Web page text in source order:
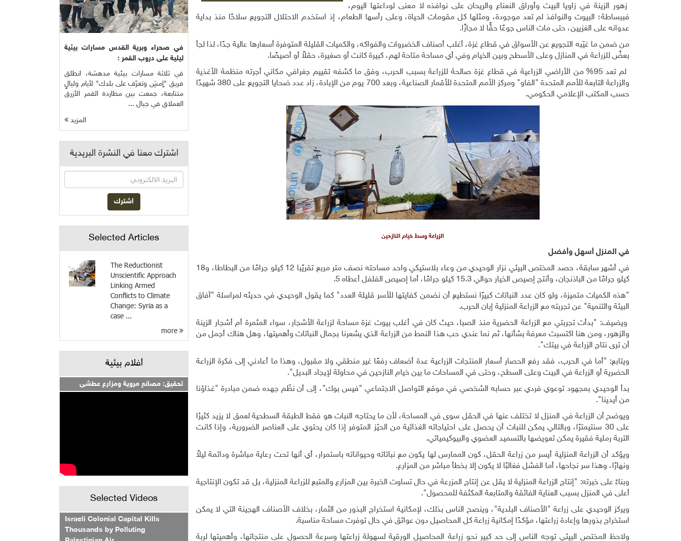
زهور الزينة في زاويا البيت وأوراق النعناع والريحان على نوافذه لا معنى لوداعتها اليوم،
فببساطة؛ البيوت والنوافذ لم تعد موجودة، ومثلها كل مقومات الحياة، وعلى رأسها الطعام، إذ استخدم الاحتلال التجويع سلاحًا منذ بداية
عدوانه على الغزيين، حتى مات الناس جوعًا حقًّا لا مجازًا.
من ضمن ما غيّبه التجويع عن الأسواق في قطاع غزة، أغلب أصناف الخضروات والفواكه، والكميات القليلة المتوفرة أسعارها عالية جدًا، لذا لجأ
بعضٌ للزراعة في المنازل وعلى الأسطح وبين الخيام وفي أي مساحة متاحة لهم، كبيرة كانت أو صغيرة، حقلاً أو أصيصًا.
لم تعد 95% من الأراضي الزراعية في قطاع غزة صالحة للزراعة بسبب الحرب، وفق ما كشفه تقييم جغرافي مكاني أجرته منظمة الأغذية
والزراعة التابعة للأمم المتحدة "الفاو" ومركز الأمم المتحدة للأقمار الصناعية، وبعد 700 يوم من الإبادة، زاد عدد ضحايا التجويع على 380 شهيدًا
حسب المكتب الإعلامي الحكومي.
الزراعة وسط خيام النازحين
في المنزل أسهل وأفضل
في أشهر سابقة، حصد المختص البيئي نزار الوحيدي من وعاء بلاستيكي واحد مساحته نصف متر مربع تقريًبا 12 كيلو جرامًا من البطاطا، و18
كيلو جرامًا من الباذنجان، وأنتج إصيص الخيار حوالي 15.3 كيلو جرامًا، أما إصيص الفلفل أعطاه 5.
"هذه الكميات متميزة، ولو كان عدد النباتات كبيرًا نستطيع أن نضمن كفايتها للأسر قليلة العدد" كما يقول الوحيدي في حديثه لمراسلة "آفاق
البيئة والتنمية" عن تجربته مع الزراعة المنزلية إبان الحرب.
ويضيف: "بدأت تجربتي مع الزراعة الحضرية منذ الصبا، حيث كان في أغلب بيوت غزة مساحة لزراعة الأشجار، سواء المثمرة أم أشجار الزينة
والزهور، ومن هنا اكتسبت معرفة بشأنها، ثم نما عندي حب هذا النمط من الزراعة الذي يشعرنا بجمال النباتات وأهميتها، وهل هناك أجمل من
أن ترى نتاج الزراعة في بيتك".
ويتابع: "أما في الحرب، فقد رفع الحصار أسعار المنتجات الزراعية عدة أضعاف رفعًا غير منطقي ولا مقبول، وهذا ما أعادني إلى فكرة الزراعة
الحضرية أو الزراعة في البيت وعلى السطح، وحتى في المساحات ما بين خيام النازحين في محاولة لإيجاد البديل".
بدأ الوحيدي بمجهود توعوي فردي عبر حسابه الشخصي في موقع التواصل الاجتماعي "فيس بوك"، إلى أن نظّم جهده ضمن مبادرة "غذاؤنا
من أيدينا".
ويوضح أن الزراعة في المنزل لا تختلف عنها في الحقل سوى في المساحة، لأن ما يحتاجه النبات هو فقط الطبقة السطحية لعمق لا يزيد كثيرُا
على 30 سنتيمترًا، وبالتالي يمكن للنبات أن يحصل على احتياجاته الغذائية من الحيّز المتوفر إذا كان يحتوي على العناصر الضرورية، وإذا كانت
التربة رملية فقيرة يمكن تعويضها بالتسميد العضوي والبيوكيميائي.
ويؤكد أن الزراعة المنزلية أيسر من زراعة الحقل، كون الممارس لها يكون مع نباتاته وحيواناته باستمرار، أي أنها تحت رعاية مباشرة ودائمة ليلاً
ونهارًا، وهذا سر نجاحها، أما الفشل فغالبًا لا يكون إلا بخطأ مباشر من المزارع.
وبناءً على خبرته: "إنتاج الزراعة المنزلية لا يقل عن إنتاج المزرعة في حال تساوت الخبرة بين المزارع والمتبع للزراعة المنزلية، بل قد تكون الإنتاجية
أعلى في المنزل بسبب العناية الفائقة والمتابعة المكثفة للمحصول".
ويركز الوحيدي على زراعة "الأصناف البلدية"، وينصح الناس بذلك، لإمكانية استخراج البذور من الثمار، بخلاف الأصناف الهجينة التي لا يمكن
استخراج بذورها وإعادة زراعتها، مؤكدًا إمكانية زراعة كل المحاصيل دون عوائق في حال توفرت مساحة مناسبة.
ولاحظ المختص البيئي توجه الناس إلى حد كبير نحو زراعة المحاصيل الورقية لسهولة زراعتها وسرعة الحصول على منتجاتها، وأهميتها لربة
في صحراء وبرية القدس مسارات بيئية
ليلية على دروب القمر :
في ثلاثة مسارات بيئية مدهشة، انطلق
فريق "ِاِمشِ وتعرّف على بلدك" لأيام وليالٍ
متتابعة، جمعت بين مطاردة القمر الأزرق
العملاق في جبال ...
المزيد
اشترك معنا في النشرة البريدية
Selected Articles
The Reductionist
Unscientific Approach
Linking Armed
Conflicts to Climate
Change: Syria as a
case ...
أفلام بيئية
تحقيق: مصانع مروية ومزارع عطشى
Selected Videos
Israeli Colonial Capital Kills
Thousands by Polluting